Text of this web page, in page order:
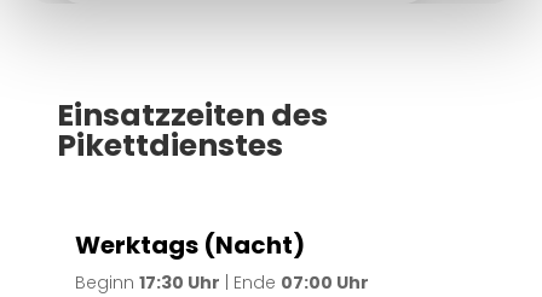
Einsatzzeiten des
Pikettdienstes
Werktags (Nacht)
Beginn17:30 Uhr | Ende 07:00 Uhr